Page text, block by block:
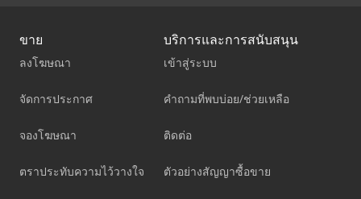
ขาย
ลงโฆษณา
จัดการประกาศ
จองโฆษณา
ตราประทับความไว้วางใจ
บริการและการสนับสนุน
เข้าสู่ระบบ
คำถามที่พบบ่อย/ช่วยเหลือ
ติดต่อ
ตัวอย่างสัญญาซื้อขาย